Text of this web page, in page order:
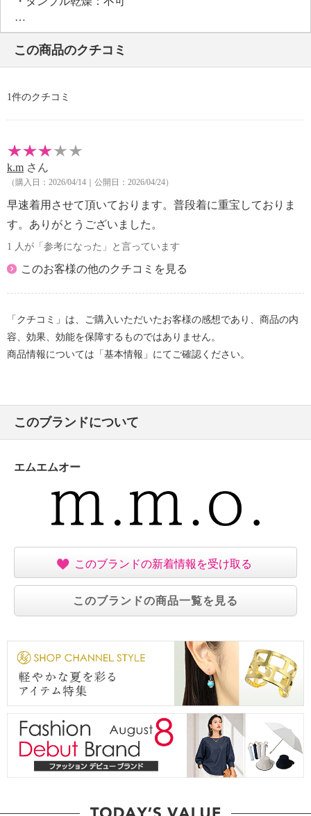
・自然乾燥：日陰の吊り干し
・アイロン仕上げ：可（中温）
・ドライクリーニング：石油系ドライクリーニング可
・ウエットクリーニング：可
・個体差あり
【原産国（地）】
この商品のクチコミ
1件のクチコミ
k.m さん
（購入日：2026/04/14｜公開日：2026/04/24）
早速着用させて頂いております。普段着に重宝しておりま
す。ありがとうございました。
1 人が「参考になった」と言っています
このお客様の他のクチコミを見る
「クチコミ」は、ご購入いただいたお客様の感想であり、商品の内
容、効果、効能を保障するものではありません。
商品情報については「基本情報」にてご確認ください。
このブランドについて
エムエムオー
このブランドの新着情報を受け取る
このブランドの商品一覧を見る